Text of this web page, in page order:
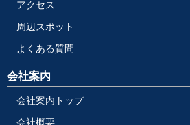
アクセス
周辺スポット
よくある質問
会社案内
会社案内トップ
会社概要